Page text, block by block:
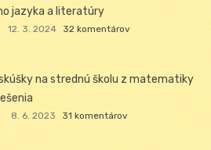
jazyka a literatúry
12. 3. 2024 32 komentárov
na strednú školu z matematiky
8. 6. 2023 31 komentárov